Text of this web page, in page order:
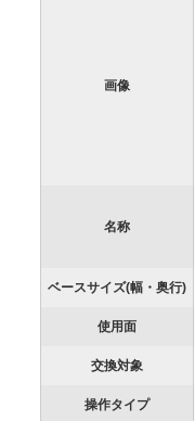
画像
名称
ベースサイズ(幅・奥行)
使用面
交換対象
操作タイプ